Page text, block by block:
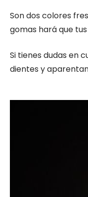
Son dos colores
gomas hará que
Si tienes dudas en
dientes y